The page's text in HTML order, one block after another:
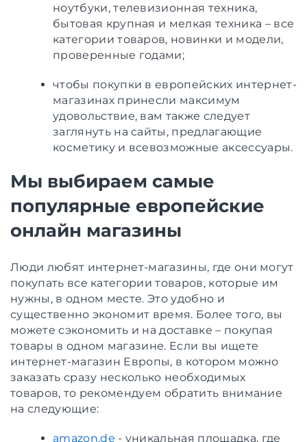
ноутбуки, телевизионная техника,
бытовая крупная и мелкая техника – все
категории товаров, новинки и модели,
проверенные годами;
чтобы покупки в европейских интернет-
магазинах принесли максимум
удовольствие, вам также следует
заглянуть на сайты, предлагающие
косметику и всевозможные аксессуары.
Мы выбираем самые
популярные европейские
онлайн магазины
Люди любят интернет-магазины, где они могут
покупать все категории товаров, которые им
нужны, в одном месте. Это удобно и
существенно экономит время. Более того, вы
можете сэкономить и на доставке – покупая
товары в одном магазине. Если вы ищете
интернет-магазин Европы, в котором можно
заказать сразу несколько необходимых
товаров, то рекомендуем обратить внимание
на следующие:
amazon.de - уникальная площадка, где